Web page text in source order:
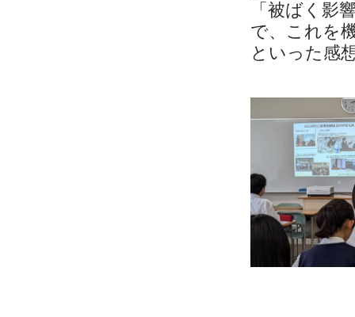
「被ばく影
で、これを
といった感